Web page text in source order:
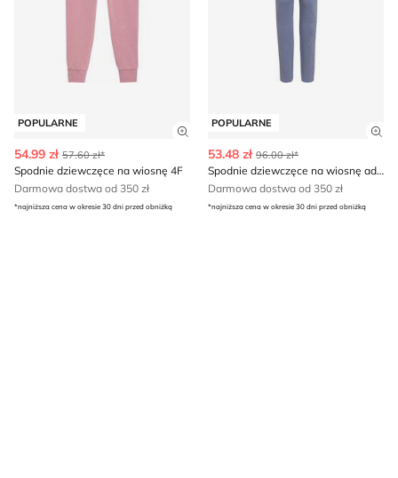
POPULARNE
Zobacz szczegóły produktu
54.99 zł 57.60 zł*
Spodnie dziewczęce na wiosnę 4F
Darmowa dostwa od 350 zł
*najniższa cena w okresie 30 dni przed obniżką
POPULARNE
53.48 zł 96.00 zł*
Spodnie dziewczęce na wiosnę adidas
Darmowa dostwa od 350 zł
*najniższa cena w okresie 30 dni przed obniżką